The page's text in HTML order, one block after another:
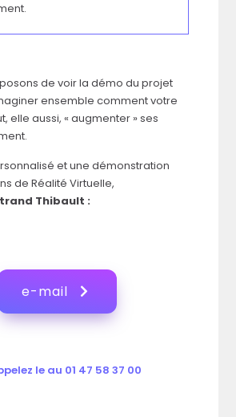
de voir la démo du projet
ensemble comment votre
elle aussi, « augmenter » ses
et une démonstration
de Réalité Virtuelle,
Thibault :
e-mail
le au 01 47 58 37 00